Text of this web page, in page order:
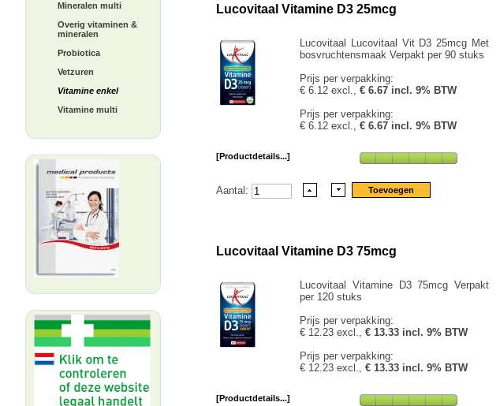
Mineralen multi
Overig vitaminen &
mineralen
Probiotica
Vetzuren
Vitamine enkel
Vitamine multi
Lucovitaal Vitamine D3 25mcg
Lucovitaal Lucovitaal Vit D3 25mcg Met
bosvruchtensmaak Verpakt per 90 stuks
Prijs per verpakking:
€ 6.12 excl., € 6.67 incl. 9% BTW
Prijs per verpakking:
€ 6.12 excl., € 6.67 incl. 9% BTW
[Productdetails...]
Aantal:
Lucovitaal Vitamine D3 75mcg
Lucovitaal Vitamine D3 75mcg Verpakt
per 120 stuks
Prijs per verpakking:
€ 12.23 excl., € 13.33 incl. 9% BTW
Prijs per verpakking:
€ 12.23 excl., € 13.33 incl. 9% BTW
[Productdetails...]